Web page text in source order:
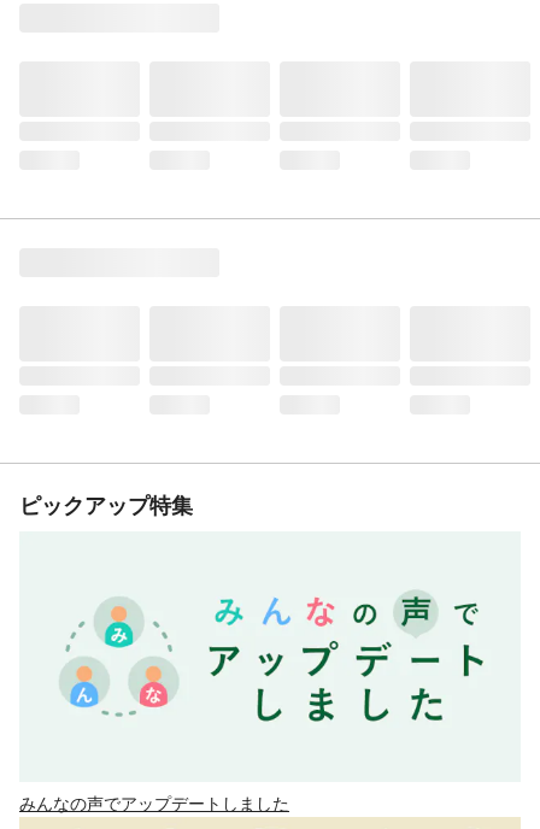
ピックアップ特集
みんなの声でアップデートしました